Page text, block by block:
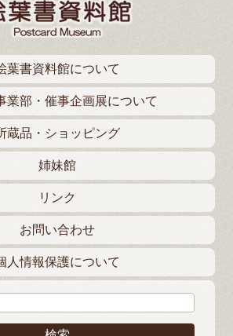
葉書資料館について
業部・催事企画展について
蔵品・ショッピング
姉妹館
リンク
お問い合わせ
人情報保護について